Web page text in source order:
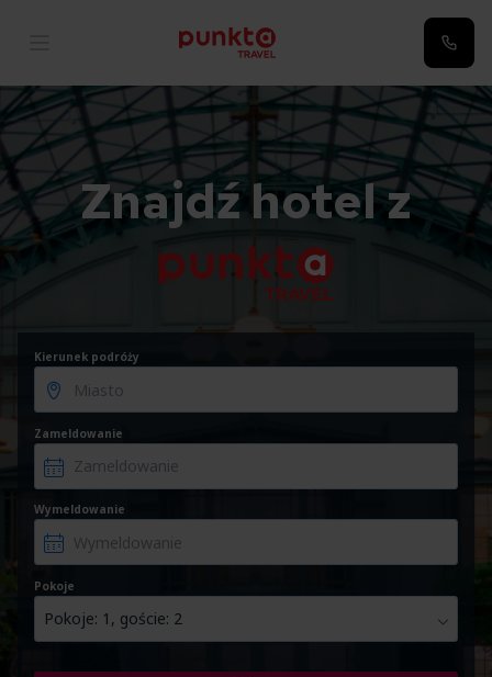
Znajdź hotel z
Kierunek podróży
Zameldowanie
Wymeldowanie
Pokoje
Pokoje: 1, goście: 2